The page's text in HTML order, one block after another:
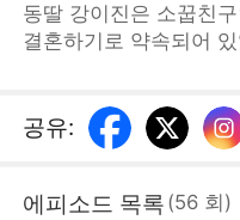
동딸 강이진은 소꿉친
결혼하기로 약속되어
씨 도련님은 임종 전에
었다고 고백한다. 강이
을 거절하고 북부시 성
공유:
에피소드 목록 (56 회 )